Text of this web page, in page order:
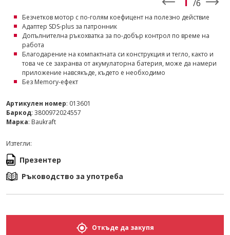
/6
Безчетков мотор с по-голям коефицент на полезно действие
Адаптер SDS-plus за патронник
Допълнителна ръкохватка за по-добър контрол по време на
работа
Благодарение на компактната си конструкция и тегло, както и
това че се захранва от акумулаторна батерия, може да намери
приложение навсякъде, където е необходимо
Без Memory-ефект
Артикулен номер: 013601
Баркод: 3800972024557
Марка: Baukraft
Изтегли:
Презентер
Ръководство за употреба
Откъде да закупя